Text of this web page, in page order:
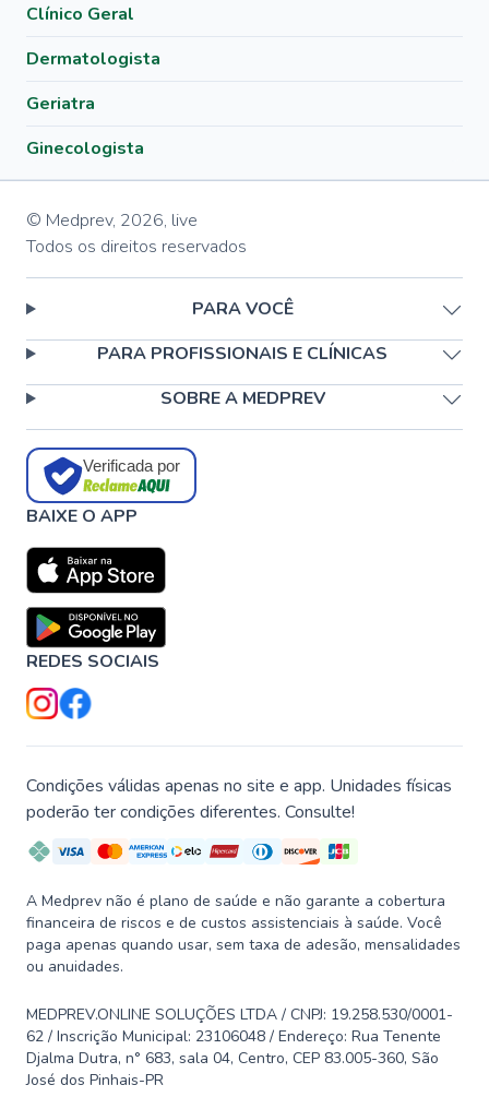
Clínico Geral
Dermatologista
Geriatra
Ginecologista
© Medprev, 2026, live
Todos os direitos reservados
PARA VOCÊ
PARA PROFISSIONAIS E CLÍNICAS
SOBRE A MEDPREV
Verificada por
BAIXE O APP
REDES SOCIAIS
Condições válidas apenas no site e app. Unidades físicas
poderão ter condições diferentes. Consulte!
A Medprev não é plano de saúde e não garante a cobertura
financeira de riscos e de custos assistenciais à saúde. Você
paga apenas quando usar, sem taxa de adesão, mensalidades
ou anuidades.
MEDPREV.ONLINE SOLUÇÕES LTDA / CNPJ: 19.258.530/0001-
62 / Inscrição Municipal: 23106048 / Endereço: Rua Tenente
Djalma Dutra, n° 683, sala 04, Centro, CEP 83.005-360, São
José dos Pinhais-PR